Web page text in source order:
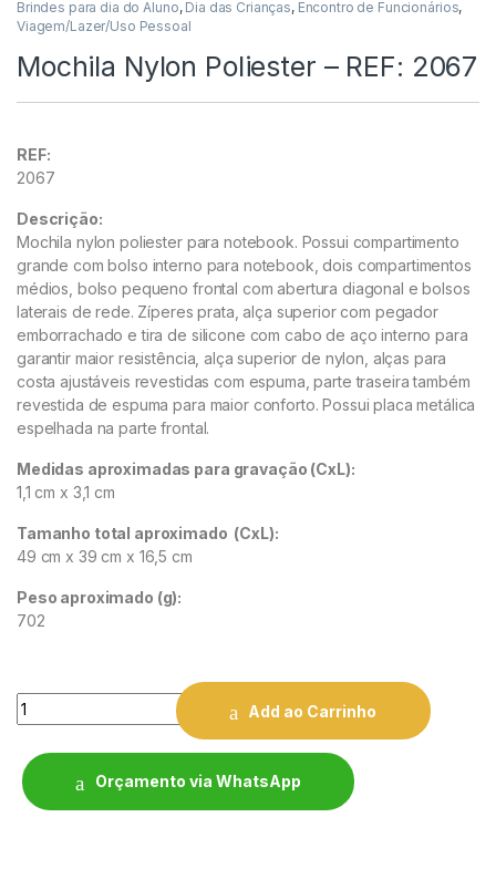
Brindes para dia do Aluno, Dia das Crianças, Encontro de Funcionários,
Viagem/Lazer/Uso Pessoal
Mochila Nylon Poliester – REF: 2067
REF:
2067
Descrição:
Mochila nylon poliester para notebook. Possui compartimento
grande com bolso interno para notebook, dois compartimentos
médios, bolso pequeno frontal com abertura diagonal e bolsos
laterais de rede. Zíperes prata, alça superior com pegador
emborrachado e tira de silicone com cabo de aço interno para
garantir maior resistência, alça superior de nylon, alças para
costa ajustáveis revestidas com espuma, parte traseira também
revestida de espuma para maior conforto. Possui placa metálica
espelhada na parte frontal.
Medidas aproximadas para gravação (CxL):
1,1 cm x 3,1 cm
Tamanho total aproximado (CxL):
49 cm x 39 cm x 16,5 cm
Peso aproximado (g):
702
Quantity
Add ao Carrinho
Orçamento via WhatsApp